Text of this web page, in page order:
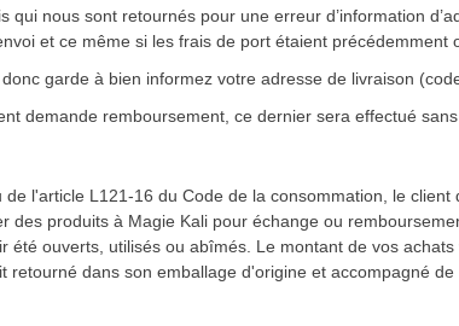
qui nous sont retournés pour une erreur d’information
et ce même si les frais de port étaient
donc garde à bien informez votre adresse de livraison
demande remboursement, ce dernier sera effectué
de l'article L121-16 du Code de la consommation, le
des produits à Magie Kali pour échange ou
été ouverts, utilisés ou abîmés. Le montant de vos
retourné dans son emballage d'origine et accompagné